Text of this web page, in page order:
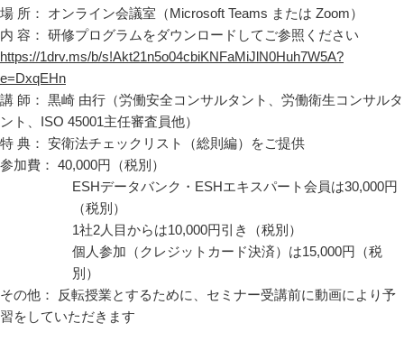
場 所： オンライン会議室（Microsoft Teams または Zoom）
内 容： 研修プログラムをダウンロードしてご参照ください
https://1drv.ms/b/s!Akt21n5o04cbiKNFaMiJlN0Huh7W5A?
e=DxqEHn
講 師： 黒崎 由行（労働安全コンサルタント、労働衛生コンサルタ
ント、ISO 45001主任審査員他）
特 典： 安衛法チェックリスト（総則編）をご提供
参加費： 40,000円（税別）
ESHデータバンク・ESHエキスパート会員は30,000円
（税別）
1社2人目からは10,000円引き（税別）
個人参加（クレジットカード決済）は15,000円（税
別）
その他： 反転授業とするために、セミナー受講前に動画により予
習をしていただきます